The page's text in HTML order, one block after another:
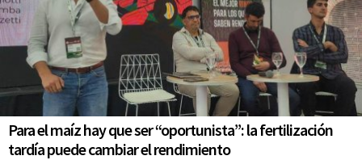
Para el maíz hay que ser “oportunista”: la fertilización
tardía puede cambiar el rendimiento